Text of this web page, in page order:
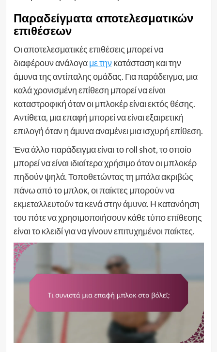
Παραδείγματα αποτελεσματικών
επιθέσεων
Οι αποτελεσματικές επιθέσεις μπορεί να
διαφέρουν ανάλογαμε τηνκατάσταση και την
άμυνα της αντίπαλης ομάδας. Για παράδειγμα, μια
καλά χρονισμένη επίθεση μπορεί να είναι
καταστροφική όταν οι μπλοκέρ είναι εκτός θέσης.
Αντίθετα, μια επαφή μπορεί να είναι εξαιρετική
επιλογή όταν η άμυνα αναμένει μια ισχυρή επίθεση.
Ένα άλλο παράδειγμα είναι το roll shot, το οποίο
μπορεί να είναι ιδιαίτερα χρήσιμο όταν οι μπλοκέρ
πηδούν ψηλά. Τοποθετώντας τη μπάλα ακριβώς
πάνω από το μπλοκ, οι παίκτες μπορούν να
εκμεταλλευτούν τα κενά στην άμυνα. Η κατανόηση
του πότε να χρησιμοποιήσουν κάθε τύπο επίθεσης
είναι το κλειδί για να γίνουν επιτυχημένοι παίκτες.